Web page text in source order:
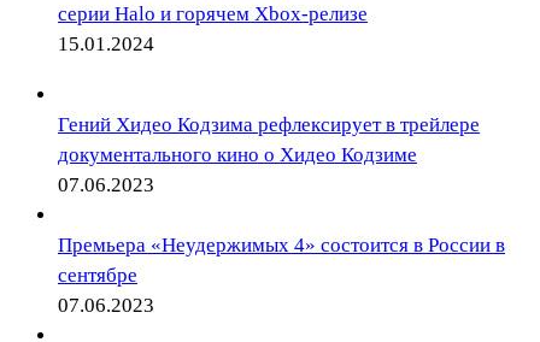
серии Halo и горячем Xbox-релизе
15.01.2024
Гений Хидео Кодзима рефлексирует в трейлере
документального кино о Хидео Кодзиме
07.06.2023
Премьера «Неудержимых 4» состоится в России в
сентябре
07.06.2023